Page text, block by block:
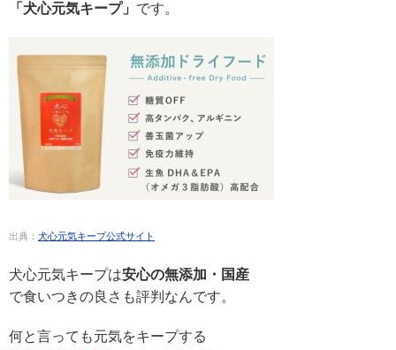
「犬心元気キープ」 です。
出典： 犬心元気キープ公式サイト
犬心元気キープは安心の無添加・国産
で食いつきの良さも評判なんです。
何と言っても元気をキープする